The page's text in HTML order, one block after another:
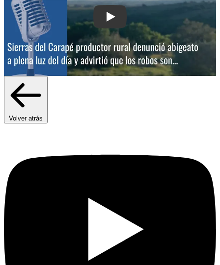
Play: Sierras del Carapé: productor
Volver atrás